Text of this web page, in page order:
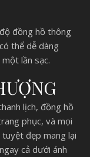
đồng hồ thông
thể dễ dàng
lần sạc.
lịch, đồng hồ
phục, và mọi
đẹp mang lại
cả dưới ánh